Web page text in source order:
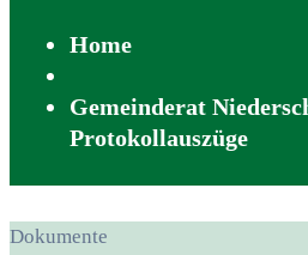
Home
Gemeinderat
Protokollauszüge
Dokumente